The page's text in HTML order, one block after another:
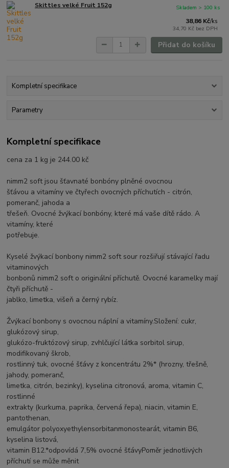
Skittles velké Fruit 152g
38,86 Kč/ks
34,70 Kč bez DPH
Skladem > 100 ks
Přidat do košíku
Kompletní specifikace
Parametry
Kompletní specifikace
cena za 1 kg je 244.00 kč
nimm2 soft jsou šťavnaté bonbóny plněné ovocnou
šťávou a vitamíny ve čtyřech ovocných příchutích - citrón,
pomeranč, jahoda a
třešeň. Ovocné žvýkací bonbóny, které má vaše dítě rádo. A
vitamíny, které
potřebuje.
Kyselé žvýkací bonbony nimm2 soft sour rozšiřují stávající řadu
vitaminových
bonbonů nimm2 soft o originální příchutě. Ovocné karamelky mají
čtyři příchutě -
jablko, limetka, višeň a černý rybíz.
Žvýkací bonbony s ovocnou náplní a vitamíny.Složení: cukr,
glukózový sirup,
glukózo-fruktózový sirup, zvhlčující látka sorbitol sirup,
modifikovaný škrob,
rostlinný tuk, ovocné šťávy z koncentrátu 2%* (hrozny, třešně,
jahody, pomeranč,
limetka, citrón, bezinky), kyselina citronová, aroma, vitamin C,
rostlinné
extrakty (kurkuma, paprika, červená řepa), niacin, vitamin E,
pantothenan,
emulgátor polyoxyethylensorbitanmonostearát, vitamin B6,
kyselina listová,
vitamin B12.*odpovídá 7,5% ovocné šťávyPoměr jednotlivých
příchutí se může měnit